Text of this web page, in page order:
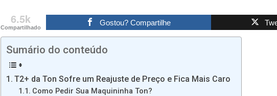
6.5k
Compartilhado
Gostou? Compartilhe
Sumário do conteúdo
T2+ da Ton Sofre um Reajuste de Preço e Fica Mais Caro
Como Pedir Sua Maquininha Ton?